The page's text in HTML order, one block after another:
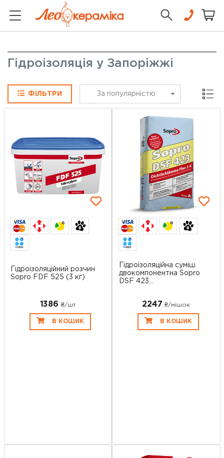
Гідроізоляція у Запоріжжі
ФІЛЬТРИ За популярністю Сітка
6
Гідроізоляційний розчин
Sopro FDF 525 (3 кг)
1386 ₴/шт
В КОШИК
6
Гідроізоляційна суміш
двокомпонентна Sopro
DSF 423...
2247 ₴/мішок
В КОШИК